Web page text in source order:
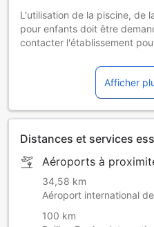
L'utilisation de la piscine, de
pour enfants doit être
contacter l'établissement
plus autorisés à fournir des
Les horaires d'ouverture ont
renseigner auprès de l'hôtel.
Les heures d'ouverture des
divertissement sont
Les produits inflammables et
interdits. Les clients doivent
sécurité de la voiture. (Ce
Une réservation à l'avance
Afficher
Distances et services
Aéroports à
34,58 km
Aéroport international
100 km